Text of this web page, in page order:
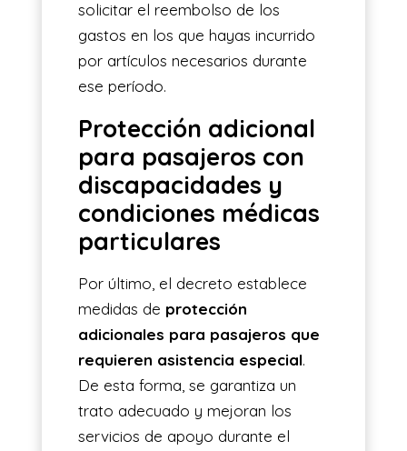
solicitar el reembolso de los
gastos en los que hayas incurrido
por artículos necesarios durante
ese período.
Protección adicional
para pasajeros con
discapacidades y
condiciones médicas
particulares
Por último, el decreto establece
medidas de protección
adicionales para pasajeros que
requieren asistencia especial.
De esta forma, se garantiza un
trato adecuado y mejoran los
servicios de apoyo durante el